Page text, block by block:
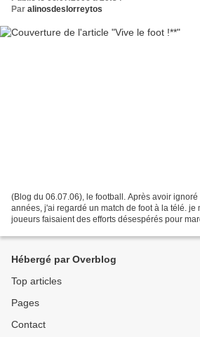
Par alinosdeslorreytos
(Blog du 06.07.06), le football. Après avoir
années, j'ai regardé un match de foot à la télé. je
joueurs faisaient des efforts désespérés pour
Hébergé par Overblog
Top articles
Pages
Contact